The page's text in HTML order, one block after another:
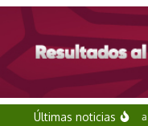
Saltar al contenido
Últimas noticias
Ferran Torres acuerda con el